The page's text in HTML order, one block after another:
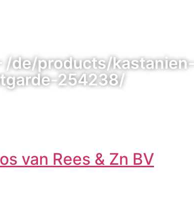
/de/products/kastanien-
254238/
van Rees & Zn BV